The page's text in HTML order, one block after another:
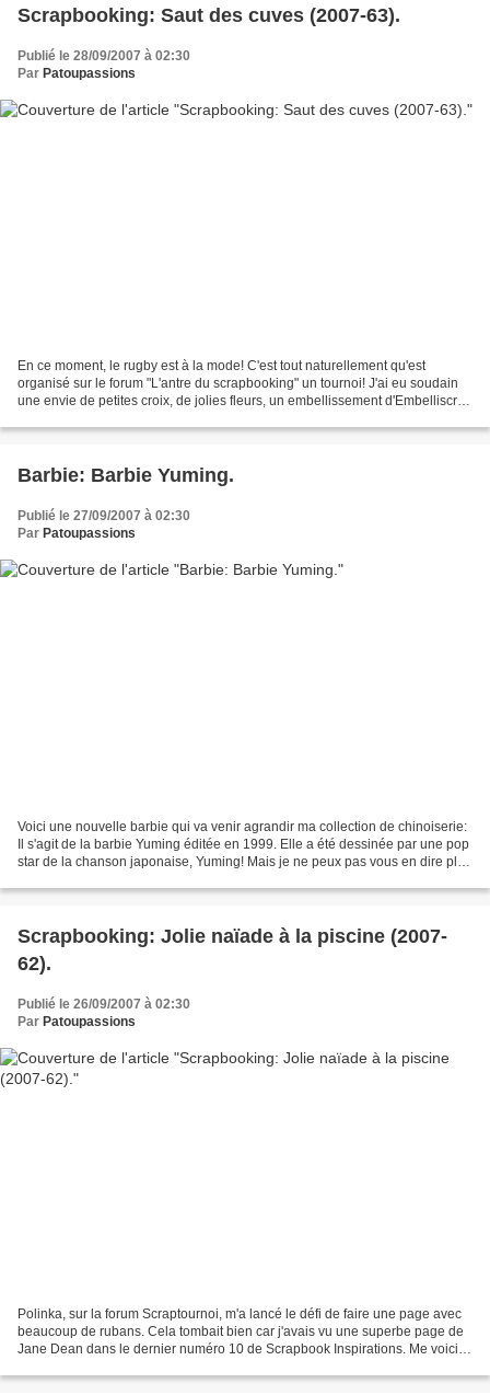
Scrapbooking: Saut des cuves (2007-63).
Publié le 28/09/2007 à 02:30
Par Patoupassions
En ce moment, le rugby est à la mode! C'est tout naturellement qu'est
organisé sur le forum "L'antre du scrapbooking" un tournoi! J'ai eu soudain
une envie de petites croix, de jolies fleurs, un embellissement d'Embelliscrap
Barbie: Barbie Yuming.
Publié le 27/09/2007 à 02:30
Par Patoupassions
Voici une nouvelle barbie qui va venir agrandir ma collection de chinoiserie:
Il s'agit de la barbie Yuming éditée en 1999. Elle a été dessinée par une pop
star de la chanson japonaise, Yuming! Mais je ne peux pas vous en dire plus
Scrapbooking: Jolie naïade à la piscine (2007-
62).
Publié le 26/09/2007 à 02:30
Par Patoupassions
Polinka, sur la forum Scraptournoi, m'a lancé le défi de faire une page avec
beaucoup de rubans. Cela tombait bien car j'avais vu une superbe page de
Jane Dean dans le dernier numéro 10 de Scrapbook Inspirations. Me voici